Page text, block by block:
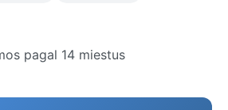
pagal 14 miestus